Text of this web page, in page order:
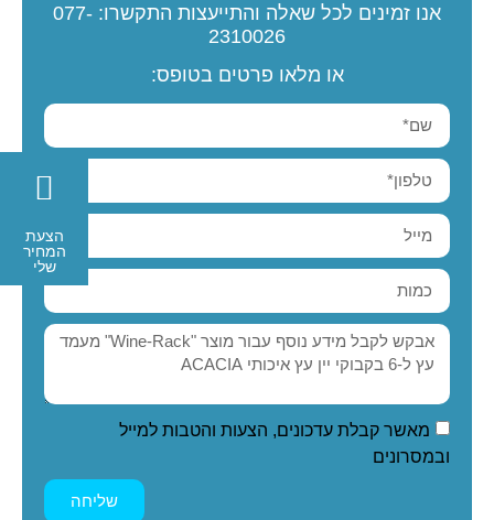
אנו זמינים לכל שאלה והתייעצות התקשרו: 077-
2310026
או מלאו פרטים בטופס:
מאשר קבלת עדכונים, הצעות והטבות למייל
ובמסרונים
שליחה
הצעת
המחיר
שלי